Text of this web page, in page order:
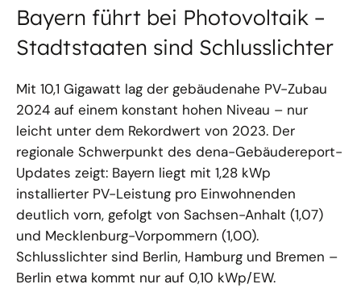
Bayern führt bei Photovoltaik –
Stadtstaaten sind Schlusslichter
Mit 10,1 Gigawatt lag der gebäudenahe PV-Zubau
2024 auf einem konstant hohen Niveau – nur
leicht unter dem Rekordwert von 2023. Der
regionale Schwerpunkt des dena-Gebäudereport-
Updates zeigt: Bayern liegt mit 1,28 kWp
installierter PV-Leistung pro Einwohnenden
deutlich vorn, gefolgt von Sachsen-Anhalt (1,07)
und Mecklenburg-Vorpommern (1,00).
Schlusslichter sind Berlin, Hamburg und Bremen –
Berlin etwa kommt nur auf 0,10 kWp/EW.